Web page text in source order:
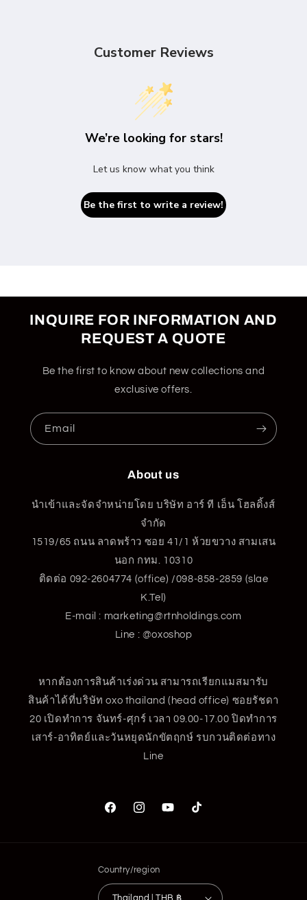
Customer Reviews
We’re looking for stars!
Let us know what you think
Be the first to write a review!
INQUIRE FOR INFORMATION AND
REQUEST A QUOTE
Be the first to know about new collections and
exclusive offers.
Email
About us
นำเข้าและจัดจำหน่ายโดย บริษัท อาร์ ที เอ็น โฮลดิ้งส์
จำกัด
1519/65 ถนน ลาดพร้าว ซอย 41/1 ห้วยขวาง สามเสน
นอก กทม. 10310
ติดต่อ 092-2604774 (office) /098-858-2859 (slae
K.Tel)
E-mail : marketing@rtnholdings.com
Line : @oxoshop
หากต้องการสินค้าเร่งด่วน สามารถเรียกแมสมารับ
สินค้าได้ที่บริษัท oxo thailand (head office) ซอยรัชดา
20 เปิดทำการ จันทร์-ศุกร์ เวลา 09.00-17.00 ปิดทำการ
เสาร์-อาทิตย์และวันหยุดนักขัตฤกษ์ รบกวนติดต่อทาง
Line
FacebookInstagramYouTubeTikTok
Country/region
Thailand | THB ฿